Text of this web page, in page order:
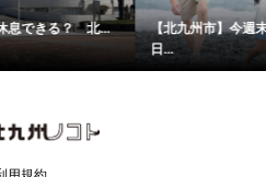
【北九州市】今週末＜8月8日〜9
日...